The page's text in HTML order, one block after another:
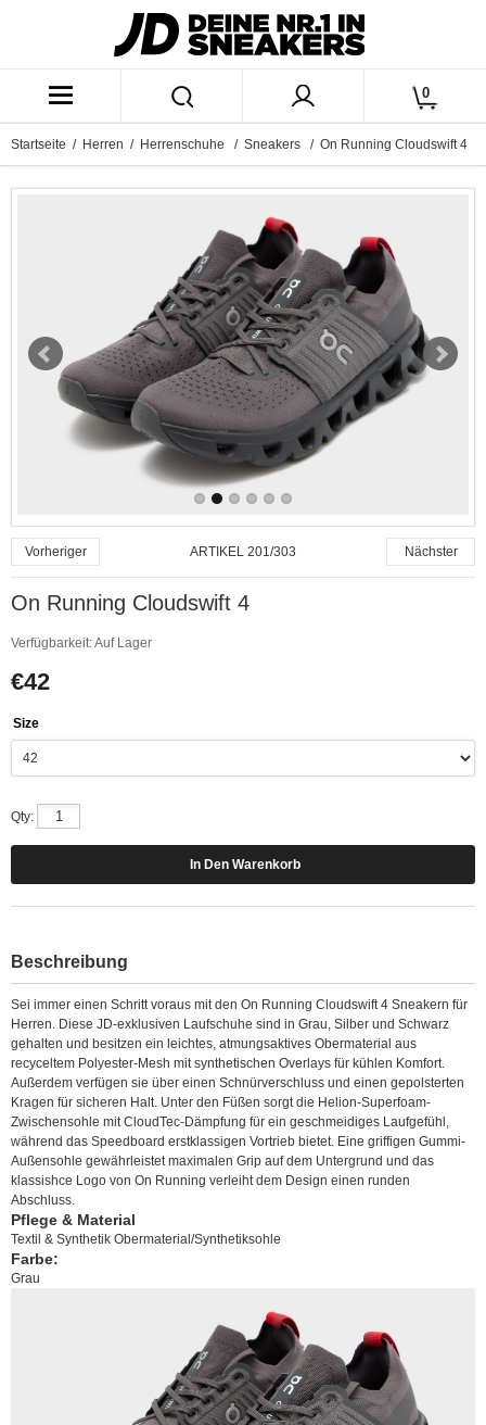
0
Startseite / Herren / Herrenschuhe / Sneakers / On Running Cloudswift 4
Vorheriger ARTIKEL 201/303 Nächster
On Running Cloudswift 4
Verfügbarkeit:Auf Lager
€42
Size
Qty:
Beschreibung
Sei immer einen Schritt voraus mit den On Running Cloudswift 4 Sneakern für
Herren. Diese JD-exklusiven Laufschuhe sind in Grau, Silber und Schwarz
gehalten und besitzen ein leichtes, atmungsaktives Obermaterial aus
recyceltem Polyester-Mesh mit synthetischen Overlays für kühlen Komfort.
Außerdem verfügen sie über einen Schnürverschluss und einen gepolsterten
Kragen für sicheren Halt. Unter den Füßen sorgt die Helion-Superfoam-
Zwischensohle mit CloudTec-Dämpfung für ein geschmeidiges Laufgefühl,
während das Speedboard erstklassigen Vortrieb bietet. Eine griffigen Gummi-
Außensohle gewährleistet maximalen Grip auf dem Untergrund und das
klassishce Logo von On Running verleiht dem Design einen runden
Abschluss.
Pflege & Material
Textil & Synthetik Obermaterial/Synthetiksohle
Farbe:
Grau